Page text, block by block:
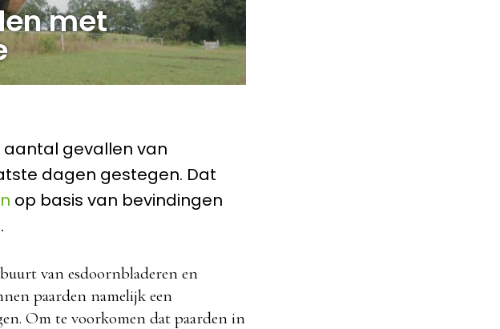
met
gevallen van
dagen gestegen. Dat
op basis van bevindingen
van esdoornbladeren en
paarden namelijk een
Om te voorkomen dat paarden in